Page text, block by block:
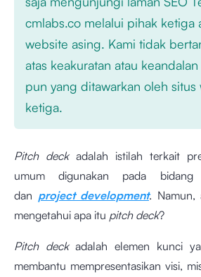
cmlabs.co melalui pihak ketiga
website asing. Kami tidak
atas keakuratan atau
pun yang ditawarkan oleh
ketiga.
Pitch deck adalah istilah terkait
umum digunakan pada bidang
dan project development. Namun,
mengetahui apa itu pitch deck?
Pitch deckadalah elemen kunci
membantu mempresentasikan visi,